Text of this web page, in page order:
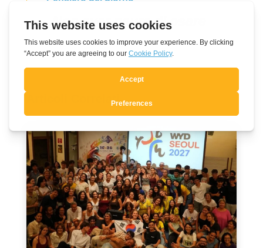
Non aver paura di osare
Articoli Correlati